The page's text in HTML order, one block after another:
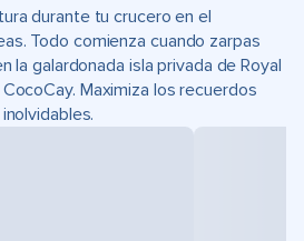
durante tu crucero en el
Todo comienza cuando zarpas
la galardonada isla privada de Royal
Maximiza los recuerdos